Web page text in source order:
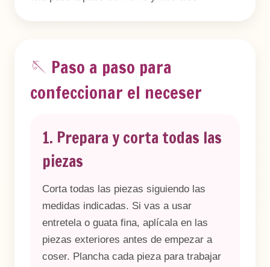
🪡 Paso a paso para
confeccionar el neceser
1. Prepara y corta todas las
piezas
Corta todas las piezas siguiendo las
medidas indicadas. Si vas a usar
entretela o guata fina, aplícala en las
piezas exteriores antes de empezar a
coser. Plancha cada pieza para trabajar